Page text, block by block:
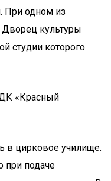
При одном из
Дворец культуры
студии которого
«Красный
в цирковое училище.
при подаче